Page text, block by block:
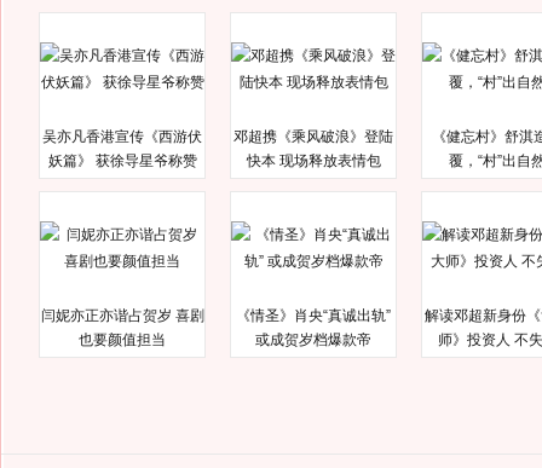
吴亦凡香港宣传《西游伏
妖篇》 获徐导星爷称赞
邓超携《乘风破浪》登陆
快本 现场释放表情包
《健忘村》舒淇
覆，“村”出自
闫妮亦正亦谐占贺岁 喜剧
也要颜值担当
《情圣》肖央“真诚出轨”
或成贺岁档爆款帝
解读邓超新身份
师》投资人 不